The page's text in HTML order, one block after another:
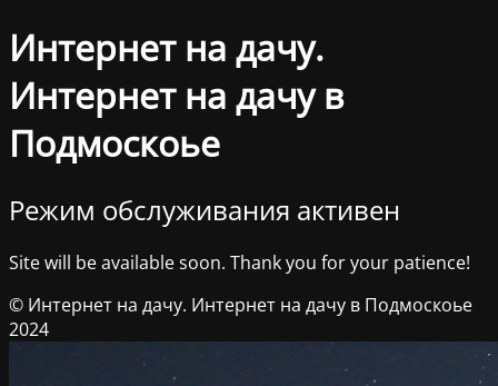
Интернет на дачу.
Интернет на дачу в
Подмоскоье
Режим обслуживания активен
Site will be available soon. Thank you for your patience!
© Интернет на дачу. Интернет на дачу в Подмоскоье
2024